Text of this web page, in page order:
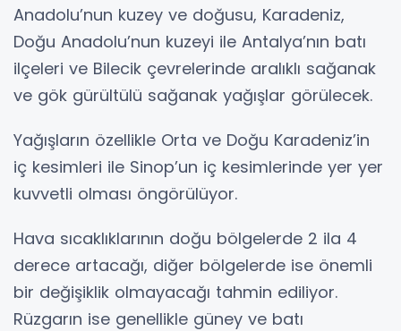
Anadolu’nun kuzey ve doğusu, Karadeniz,
Doğu Anadolu’nun kuzeyi ile Antalya’nın batı
ilçeleri ve Bilecik çevrelerinde aralıklı sağanak
ve gök gürültülü sağanak yağışlar görülecek.
Yağışların özellikle Orta ve Doğu Karadeniz’in
iç kesimleri ile Sinop’un iç kesimlerinde yer yer
kuvvetli olması öngörülüyor.
Hava sıcaklıklarının doğu bölgelerde 2 ila 4
derece artacağı, diğer bölgelerde ise önemli
bir değişiklik olmayacağı tahmin ediliyor.
Rüzgarın ise genellikle güney ve batı